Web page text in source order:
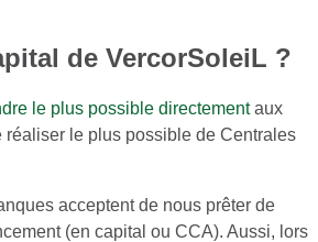
de VercorSoleiL ?
le plus possible directementaux
le plus possible de Centrales
acceptent de nous prêter de
(en capital ou CCA). Aussi, lors